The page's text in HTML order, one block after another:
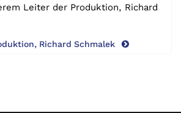
Leiter der Produktion, Richard
Richard Schmalek